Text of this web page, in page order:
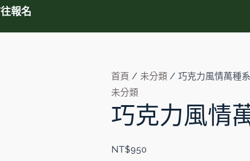
報名
首頁 / 未分類 / 巧克力風情萬種
未分類
巧克力風情
NT$950